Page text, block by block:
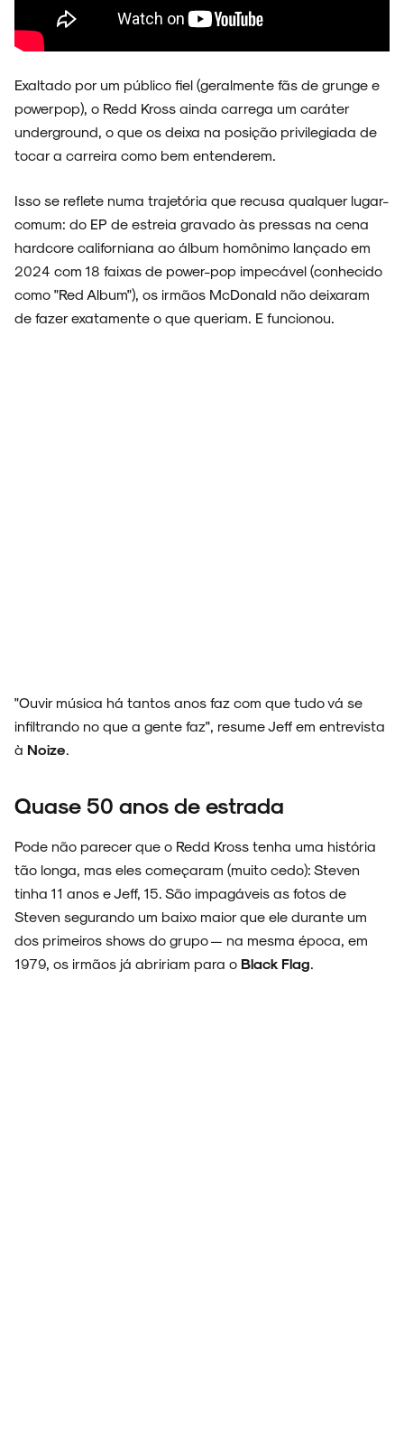
Exaltado por um público fiel (geralmente fãs de grunge e
powerpop), o Redd Kross ainda carrega um caráter
underground, o que os deixa na posição privilegiada de
tocar a carreira como bem entenderem.
Isso se reflete numa trajetória que recusa qualquer lugar-
comum: do EP de estreia gravado às pressas na cena
hardcore californiana ao álbum homônimo lançado em
2024 com 18 faixas de power-pop impecável (conhecido
como "Red Album"), os irmãos McDonald não deixaram
de fazer exatamente o que queriam. E funcionou.
"Ouvir música há tantos anos faz com que tudo vá se
infiltrando no que a gente faz", resume Jeff em entrevista
à Noize.
Quase 50 anos de estrada
Pode não parecer que o Redd Kross tenha uma história
tão longa, mas eles começaram (muito cedo): Steven
tinha 11 anos e Jeff, 15. São impagáveis as fotos de
Steven segurando um baixo maior que ele durante um
dos primeiros shows do grupo — na mesma época, em
1979, os irmãos já abririam para o Black Flag.